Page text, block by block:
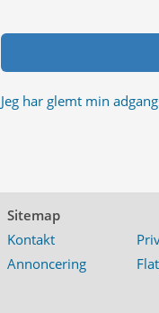
Jeg har glemt min
Sitemap
Kontakt
Annoncering